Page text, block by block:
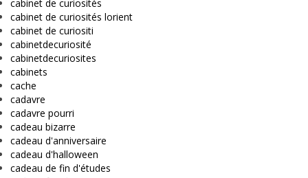
cabinet de curiosités
cabinet de curiosités lorient
cabinet de curiositi
cabinetdecuriosité
cabinetdecuriosites
cabinets
cache
cadavre
cadavre pourri
cadeau bizarre
cadeau d'anniversaire
cadeau d'halloween
cadeau de fin d'études